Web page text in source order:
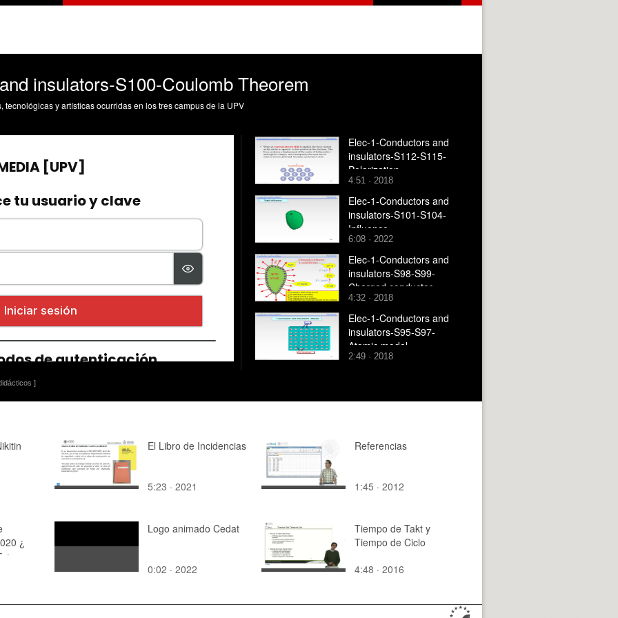
insulators-S100-Coulomb Theorem
y artísticas ocurridas en los tres campus de la UPV
]
Elec-1-Conductors and
insulators-S112-S115-
Polarization
4:51 · 2018
Elec-1-Conductors and
insulators-S101-S104-
Influence
6:08 · 2022
Elec-1-Conductors and
insulators-S98-S99-
Charged conductor
4:32 · 2018
Elec-1-Conductors and
insulators-S95-S97-
Atomic model
2:49 · 2018
El Libro de Incidencias
5:23 · 2021
Referencias
1:45 · 2012
¿
¿
Logo animado Cedat
0:02 · 2022
Tiempo de Takt y
Tiempo de Ciclo
4:48 · 2016